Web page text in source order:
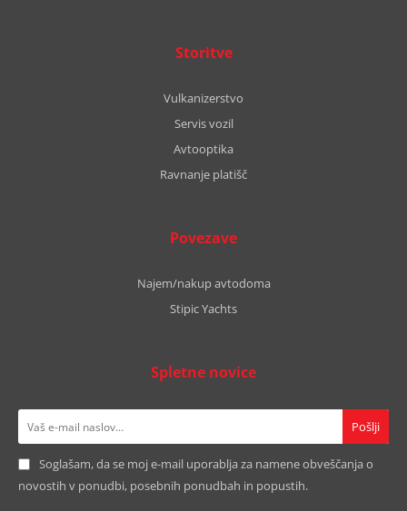
Storitve
Vulkanizerstvo
Servis vozil
Avtooptika
Ravnanje platišč
Povezave
Najem/nakup avtodoma
Stipic Yachts
Spletne novice
Soglašam, da se moj e-mail uporablja za namene obveščanja o
novostih v ponudbi, posebnih ponudbah in popustih.